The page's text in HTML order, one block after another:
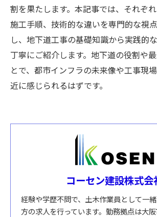
割を果たします。本記事では、それぞ
施工手順、技術的な違いを専門的な視
し、地下道工事の基礎知識から実践的
丁寧にご紹介します。地下道の役割や
とで、都市インフラの未来像や工事現
近に感じられるはずです。
コーセン建設株式会
経験や学歴不問で、土木作業員として一
方の求人を行っています。勤務拠点は大